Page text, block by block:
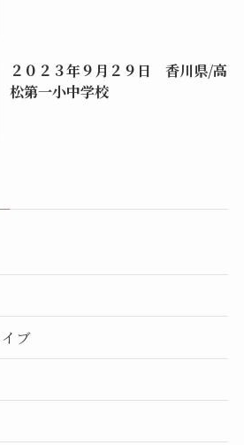
２０２３年９月２９日 香川県/高
松第一小中学校
ブ